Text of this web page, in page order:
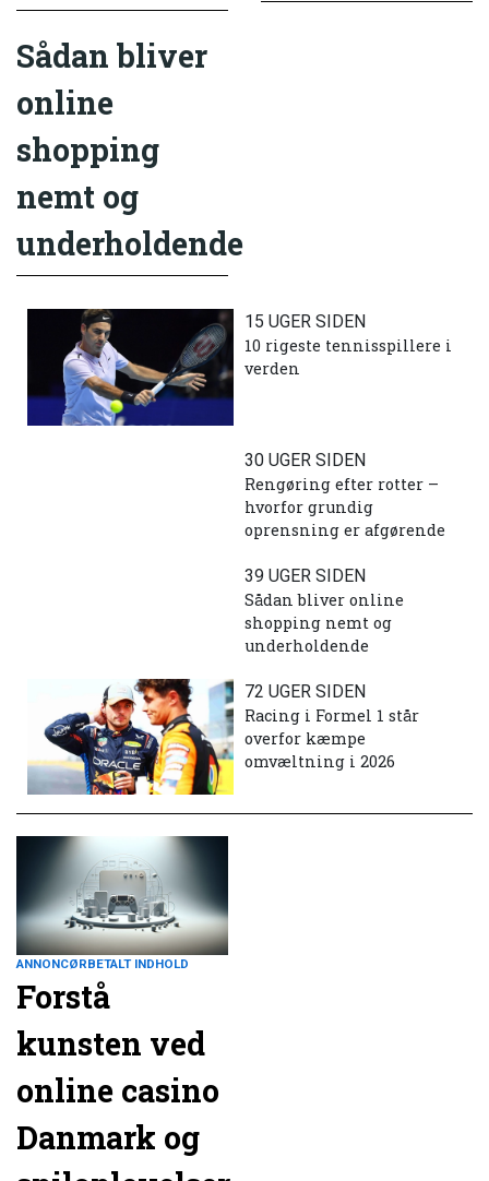
Sådan bliver
online
shopping
nemt og
underholdende
15 UGER SIDEN
10 rigeste tennisspillere i
verden
30 UGER SIDEN
Rengøring efter rotter –
hvorfor grundig
oprensning er afgørende
39 UGER SIDEN
Sådan bliver online
shopping nemt og
underholdende
72 UGER SIDEN
Racing i Formel 1 står
overfor kæmpe
omvæltning i 2026
ANNONCØRBETALT INDHOLD
Forstå
kunsten ved
online casino
Danmark og